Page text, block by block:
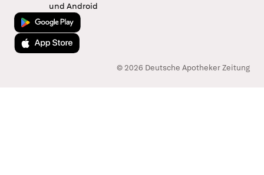
und Android
Jetzt bei Google Play
Laden im App Store
© 2026 Deutsche Apotheker Zeitung